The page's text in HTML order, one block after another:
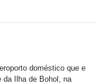
doméstico que e
da Ilha de Bohol, na